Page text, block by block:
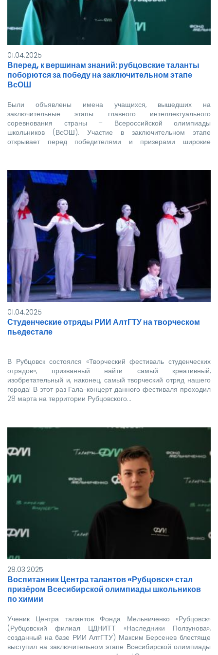
01.04.2025
Вперед, к вершинам знаний: рубцовские таланты
поборются за победу на заключительном этапе
ВсОШ
Были объявлены имена учащихся, вышедших на
заключительные этапы главного интеллектуального
соревнования страны – Всероссийской олимпиады
школьников (ВсОШ). Участие в заключительном этапе
открывает перед победителями и призерами широкие
01.04.2025
Студенческие отряды РИИ АлтГТУ на творческом
пьедестале
В Рубцовск состоялся «Творческий фестиваль студенческих
отрядов», призванный найти самый креативный,
изобретательный и, наконец, самый творческий отряд нашего
города! В этот раз Гала-концерт данного фестиваля проходил
28 марта на территории Рубцовского…
28.03.2025
Воспитанник Центра талантов «Рубцовск» стал
призёром Всесибирской олимпиады школьников
по химии
Ученик Центра талантов Фонда Мельниченко «Рубцовск»
(Рубцовский филиал ЦДНИТТ «Наследники Ползунова»,
созданный на базе РИИ АлтГТУ) Максим Берсенев блестяще
выступил на заключительном этапе Всесибирской олимпиады